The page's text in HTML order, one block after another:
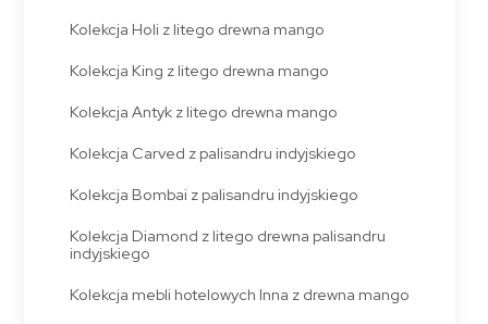
Kolekcja Holi z litego drewna mango
Kolekcja King z litego drewna mango
Kolekcja Antyk z litego drewna mango
Kolekcja Carved z palisandru indyjskiego
Kolekcja Bombai z palisandru indyjskiego
Kolekcja Diamond z litego drewna palisandru
indyjskiego
Kolekcja mebli hotelowych Inna z drewna mango